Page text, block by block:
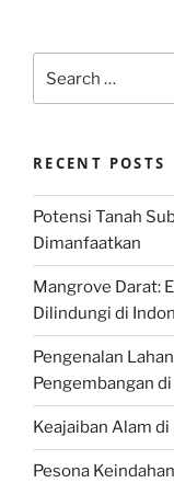
for:
RECENT POSTS
Potensi Tanah
Dimanfaatkan
Mangrove Darat:
Dilindungi di
Pengenalan
Pengembangan
Keajaiban Alam
Pesona